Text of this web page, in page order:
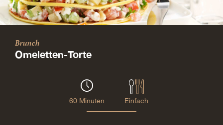
Brunch
Omeletten-Torte
60 Minuten Einfach